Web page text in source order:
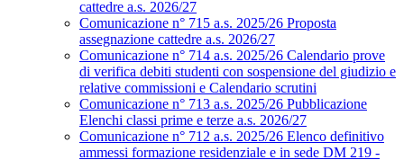
cattedre a.s. 2026/27
Comunicazione n° 715 a.s. 2025/26 Proposta
assegnazione cattedre a.s. 2026/27
Comunicazione n° 714 a.s. 2025/26 Calendario prove
di verifica debiti studenti con sospensione del giudizio e
relative commissioni e Calendario scrutini
Comunicazione n° 713 a.s. 2025/26 Pubblicazione
Elenchi classi prime e terze a.s. 2026/27
Comunicazione n° 712 a.s. 2025/26 Elenco definitivo
ammessi formazione residenziale e in sede DM 219 -